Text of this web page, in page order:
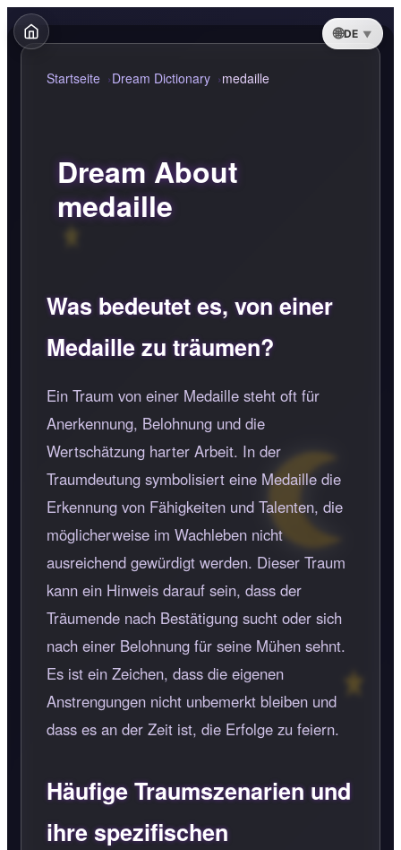
DE
Startseite Dream Dictionary medaille
Dream About
medaille
Was bedeutet es, von einer
Medaille zu träumen?
Ein Traum von einer Medaille steht oft für
Anerkennung, Belohnung und die
Wertschätzung harter Arbeit. In der
Traumdeutung symbolisiert eine Medaille die
Erkennung von Fähigkeiten und Talenten, die
möglicherweise im Wachleben nicht
ausreichend gewürdigt werden. Dieser Traum
kann ein Hinweis darauf sein, dass der
Träumende nach Bestätigung sucht oder sich
nach einer Belohnung für seine Mühen sehnt.
Es ist ein Zeichen, dass die eigenen
Anstrengungen nicht unbemerkt bleiben und
dass es an der Zeit ist, die Erfolge zu feiern.
Häufige Traumszenarien und
ihre spezifischen